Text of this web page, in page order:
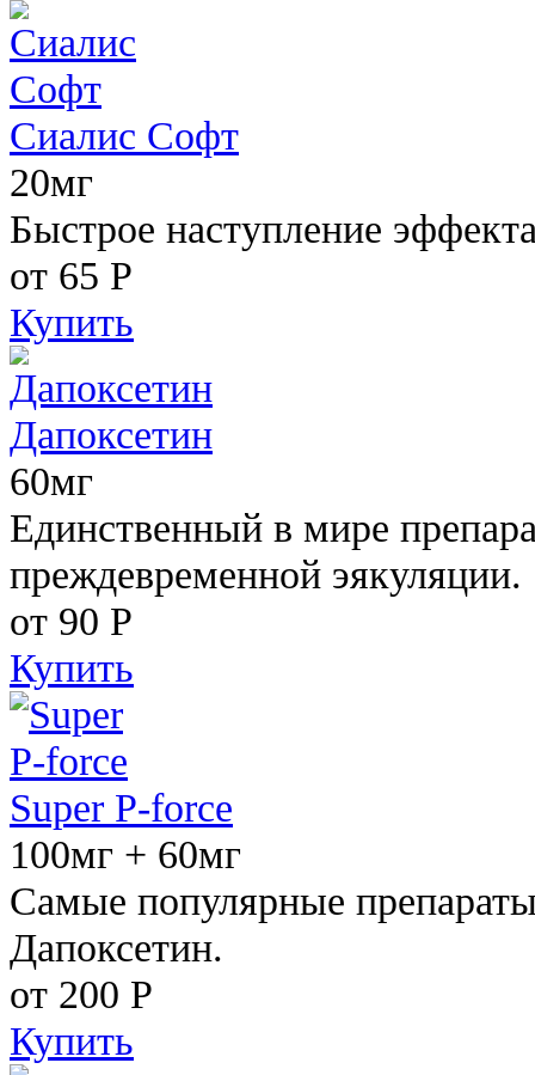
Сиалис Софт
20мг
Быстрое наступление
от 65 Р
Купить
Дапоксетин
60мг
Единственный в мире
преждевременной эякуляции.
от 90 Р
Купить
Super P-force
100мг + 60мг
Самые популярные
Дапоксетин.
от 200 Р
Купить